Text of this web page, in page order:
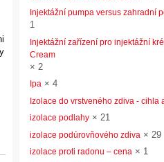
Injektážní pumpa versus zahradní
1
Injektážní zařízení pro injektážní
Cream
× 2
Ipa × 4
Izolace do vrstveného zdiva - cihla
izolace podlahy × 21
izolace podúrovňového zdiva × 29
izolace proti radonu – cena × 1